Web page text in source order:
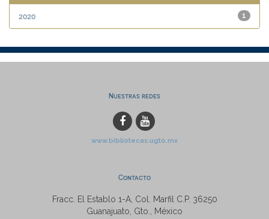
1
2020
Nuestras redes
www.bibliotecas.ugto.mx
Contacto
Fracc. El Establo 1-A, Col. Marfil C.P. 36250
Guanajuato, Gto., México